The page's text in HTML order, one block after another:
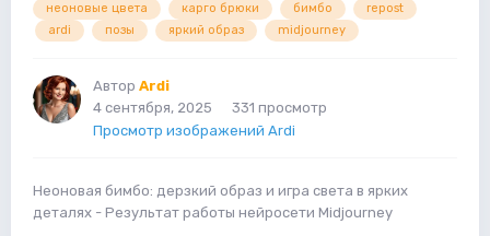
неоновые цвета карго брюки бимбо
repost
ardi
позы яркий образ midjourney
Автор Ardi
4 сентября, 2025
331 просмотр
Просмотр изображений Ardi
Неоновая бимбо: дерзкий образ и игра света в ярких
деталях - Результат работы нейросети Midjourney